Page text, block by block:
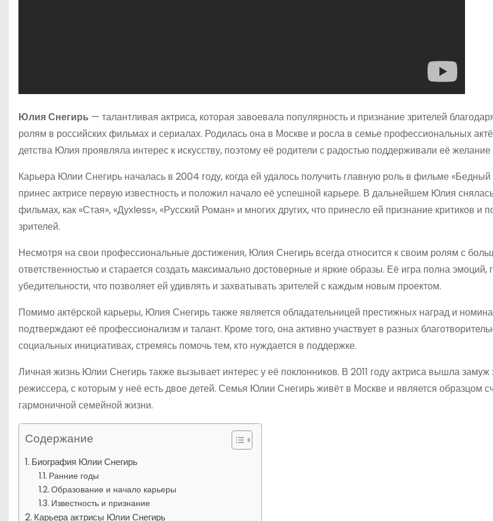
Юлия Снегирь — талантливая актриса, которая завоевала популярность и признание зрителей
ролям в российских фильмах и сериалах. Родилась она в Москве и росла в семье профессиональных
детства Юлия проявляла интерес к искусству, поэтому её родители с радостью поддерживали её желание
Карьера Юлии Снегирь началась в 2004 году, когда ей удалось получить главную роль в фильме
принес актрисе первую известность и положил начало её успешной карьере. В дальнейшем Юлия
фильмах, как «Стая», «Духless», «Русский Роман» и многих других, что принесло ей признание критиков и
зрителей.
Несмотря на свои профессиональные достижения, Юлия Снегирь всегда относится к своим ролям с
ответственностью и старается создать максимально достоверные и яркие образы. Её игра полна эмоций,
убедительности, что позволяет ей удивлять и захватывать зрителей с каждым новым проектом.
Помимо актёрской карьеры, Юлия Снегирь также является обладательницей престижных наград и
подтверждают её профессионализм и талант. Кроме того, она активно участвует в разных
социальных инициативах, стремясь помочь тем, кто нуждается в поддержке.
Личная жизнь Юлии Снегирь также вызывает интерес у её поклонников. В 2011 году актриса вышла замуж
режиссера, с которым у неё есть двое детей. Семья Юлии Снегирь живёт в Москве и является образцом
гармоничной семейной жизни.
Содержание
Биография Юлии Снегирь
Ранние годы
Образование и начало карьеры
Известность и признание
Карьера актрисы Юлии Снегирь